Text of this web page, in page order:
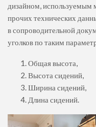
дизайном, используемым
прочих технических
в сопроводительной
уголков по таким
Общая высота,
Высота сидений,
Ширина сидений,
Длина сидений.